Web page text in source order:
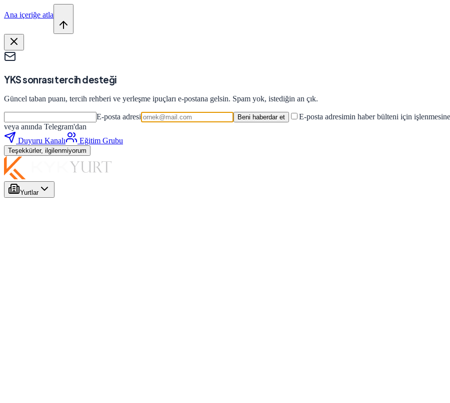
Ana içeriğe atla
YKS sonrası tercih desteği
Güncel taban puanı, tercih rehberi ve yerleşme ipuçları e-postana gelsin. Spam yok, istediğin an çık.
E-posta adresi Beni haberdar et E-posta adresimin haber bülteni için
veya anında Telegram'dan
Duyuru Kanalı
Eğitim Grubu
Teşekkürler, ilgilenmiyorum
Yurtlar